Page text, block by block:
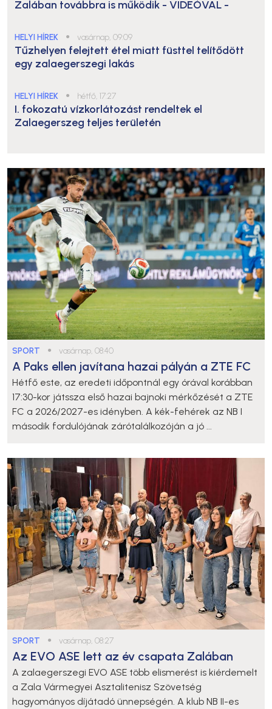
Zalában továbbra is működik - VIDEÓVAL -
HELYI HÍREK ● vasárnap, 09:09
Tűzhelyen felejtett étel miatt füsttel telítődött
egy zalaegerszegi lakás
HELYI HÍREK ● hétfő, 17:27
I. fokozatú vízkorlátozást rendeltek el
Zalaegerszeg teljes területén
SPORT ● vasárnap, 08:40
A Paks ellen javítana hazai pályán a ZTE FC
Hétfő este, az eredeti időpontnál egy órával korábban
17:30-kor játssza első hazai bajnoki mérkőzését a ZTE
FC a 2026/2027-es idényben. A kék-fehérek az NB I
második fordulójának zárótalálkozóján a jó ...
SPORT ● vasárnap, 08:27
Az EVO ASE lett az év csapata Zalában
A zalaegerszegi EVO ASE több elismerést is kiérdemelt
a Zala Vármegyei Asztalitenisz Szövetség
hagyományos díjátadó ünnepségén. A klub NB II-es